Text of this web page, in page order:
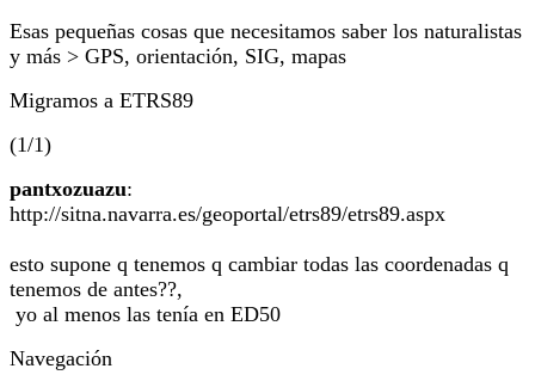
Esas pequeñas cosas que necesitamos saber los naturalistas
y más > GPS, orientación, SIG, mapas
Migramos a ETRS89
(1/1)
pantxozuazu:
http://sitna.navarra.es/geoportal/etrs89/etrs89.aspx
esto supone q tenemos q cambiar todas las coordenadas q
tenemos de antes??,
yo al menos las tenía en ED50
Navegación